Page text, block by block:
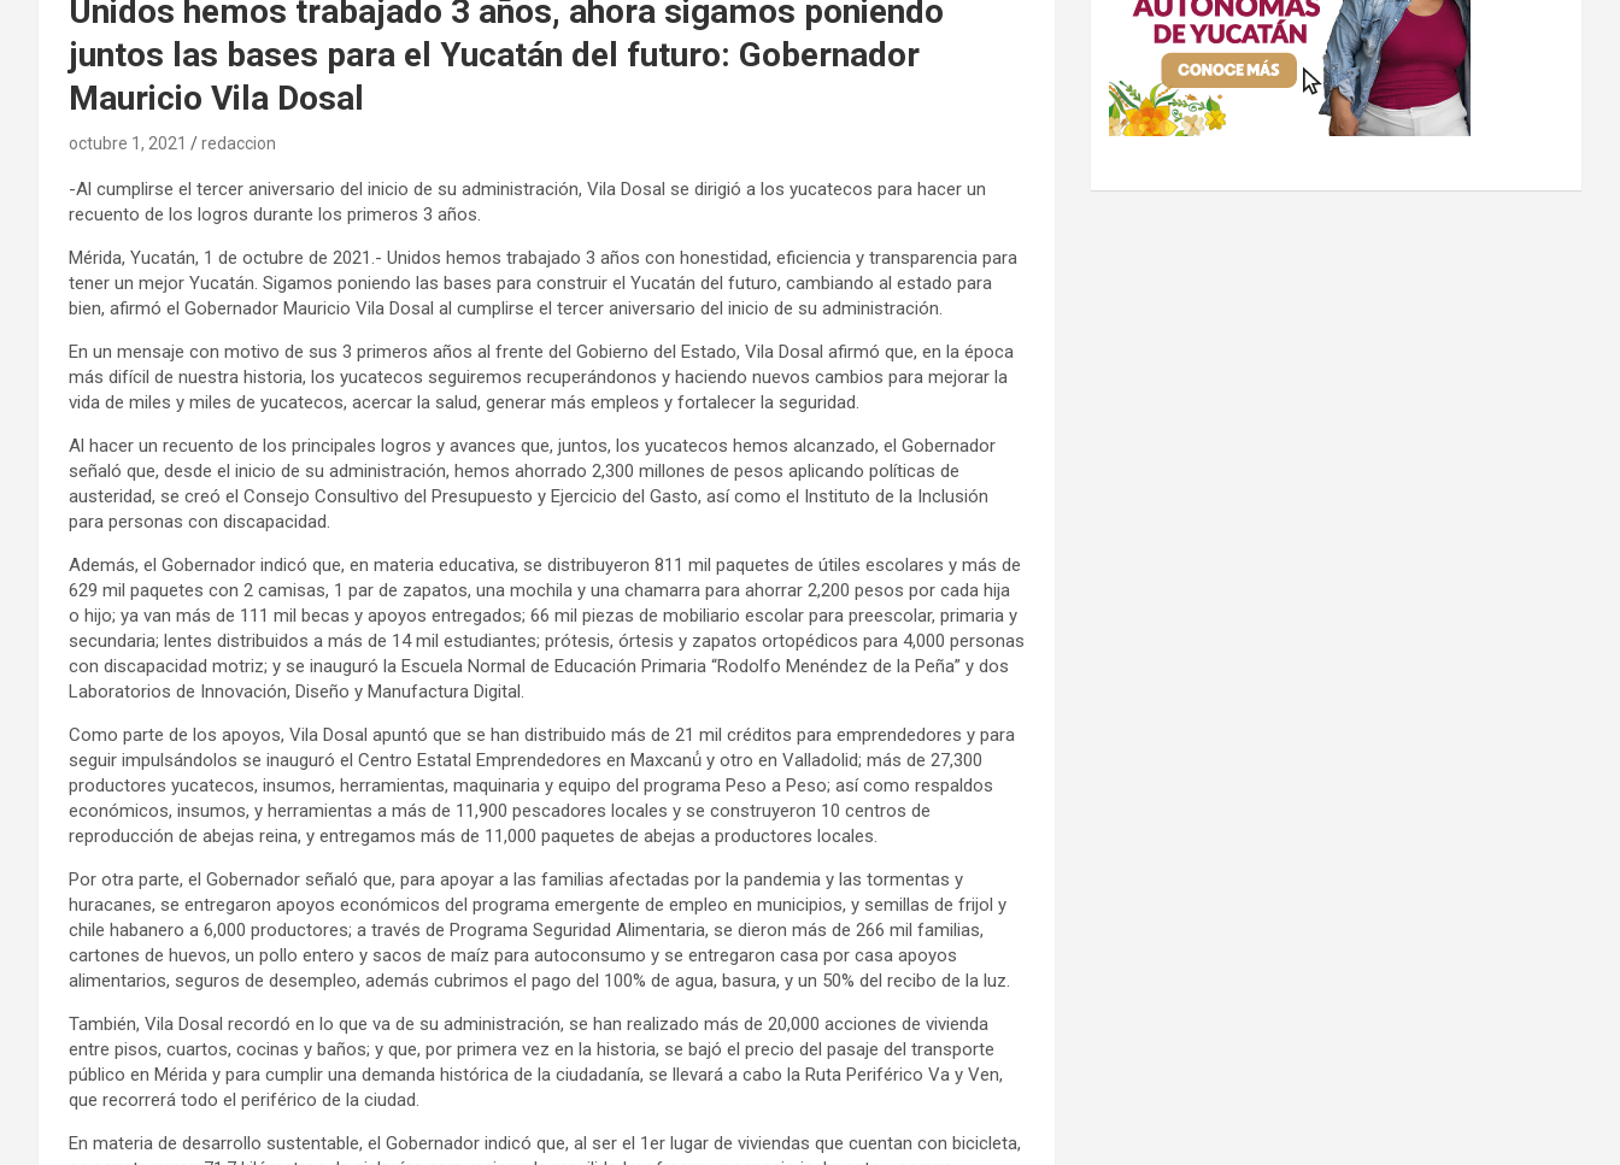
Unidos hemos trabajado 3 años, ahora sigamos poniendo
juntos las bases para el Yucatán del futuro: Gobernador
Mauricio Vila Dosal
octubre 1, 2021 redaccion
-Al cumplirse el tercer aniversario del inicio de su administración, Vila Dosal se dirigió a los yucatecos para hacer un
recuento de los logros durante los primeros 3 años.
Mérida, Yucatán, 1 de octubre de 2021.- Unidos hemos trabajado 3 años con honestidad, eficiencia y transparencia para
tener un mejor Yucatán. Sigamos poniendo las bases para construir el Yucatán del futuro, cambiando al estado para
bien, afirmó el Gobernador Mauricio Vila Dosal al cumplirse el tercer aniversario del inicio de su administración.
En un mensaje con motivo de sus 3 primeros años al frente del Gobierno del Estado, Vila Dosal afirmó que, en la época
más difícil de nuestra historia, los yucatecos seguiremos recuperándonos y haciendo nuevos cambios para mejorar la
vida de miles y miles de yucatecos, acercar la salud, generar más empleos y fortalecer la seguridad.
Al hacer un recuento de los principales logros y avances que, juntos, los yucatecos hemos alcanzado, el Gobernador
señaló que, desde el inicio de su administración, hemos ahorrado 2,300 millones de pesos aplicando políticas de
austeridad, se creó el Consejo Consultivo del Presupuesto y Ejercicio del Gasto, así como el Instituto de la Inclusión
para personas con discapacidad.
Además, el Gobernador indicó que, en materia educativa, se distribuyeron 811 mil paquetes de útiles escolares y más de
629 mil paquetes con 2 camisas, 1 par de zapatos, una mochila y una chamarra para ahorrar 2,200 pesos por cada hija
o hijo; ya van más de 111 mil becas y apoyos entregados; 66 mil piezas de mobiliario escolar para preescolar, primaria y
secundaria; lentes distribuidos a más de 14 mil estudiantes; prótesis, órtesis y zapatos ortopédicos para 4,000 personas
con discapacidad motriz; y se inauguró la Escuela Normal de Educación Primaria “Rodolfo Menéndez de la Peña” y dos
Laboratorios de Innovación, Diseño y Manufactura Digital.
Como parte de los apoyos, Vila Dosal apuntó que se han distribuido más de 21 mil créditos para emprendedores y para
seguir impulsándolos se inauguró el Centro Estatal Emprendedores en Maxcanú́ y otro en Valladolid; más de 27,300
productores yucatecos, insumos, herramientas, maquinaria y equipo del programa Peso a Peso; así como respaldos
económicos, insumos, y herramientas a más de 11,900 pescadores locales y se construyeron 10 centros de
reproducción de abejas reina, y entregamos más de 11,000 paquetes de abejas a productores locales.
Por otra parte, el Gobernador señaló que, para apoyar a las familias afectadas por la pandemia y las tormentas y
huracanes, se entregaron apoyos económicos del programa emergente de empleo en municipios, y semillas de frijol y
chile habanero a 6,000 productores; a través de Programa Seguridad Alimentaria, se dieron más de 266 mil familias,
cartones de huevos, un pollo entero y sacos de maíz para autoconsumo y se entregaron casa por casa apoyos
alimentarios, seguros de desempleo, además cubrimos el pago del 100% de agua, basura, y un 50% del recibo de la luz.
También, Vila Dosal recordó en lo que va de su administración, se han realizado más de 20,000 acciones de vivienda
entre pisos, cuartos, cocinas y baños; y que, por primera vez en la historia, se bajó el precio del pasaje del transporte
público en Mérida y para cumplir una demanda histórica de la ciudadanía, se llevará a cabo la Ruta Periférico Va y Ven,
que recorrerá todo el periférico de la ciudad.
En materia de desarrollo sustentable, el Gobernador indicó que, al ser el 1er lugar de viviendas que cuentan con bicicleta,